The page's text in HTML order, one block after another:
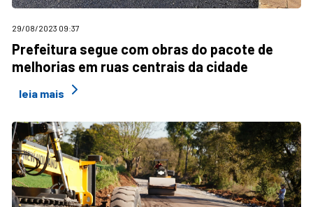
29/08/2023 09:37
Prefeitura segue com obras do pacote de
melhorias em ruas centrais da cidade
leia mais